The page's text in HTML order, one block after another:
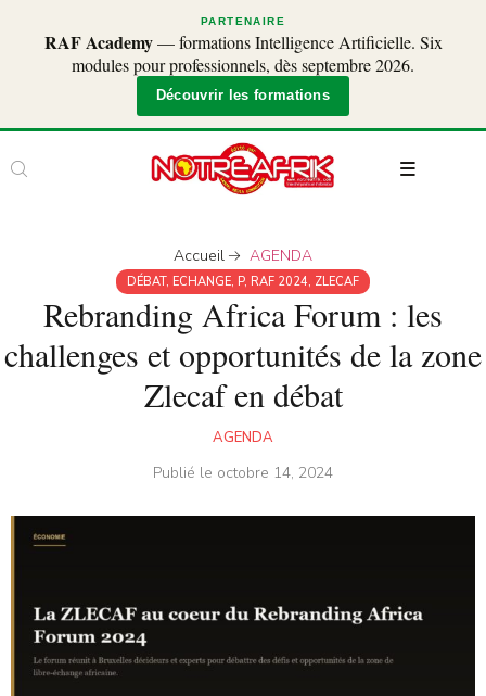
PARTENAIRE
RAF Academy— formations Intelligence Artificielle. Six
modules pour professionnels, dès septembre 2026.
Découvrir les formations
Accueil AGENDA
DÉBAT, ECHANGE, P, RAF 2024, ZLECAF
Rebranding Africa Forum : les
challenges et opportunités de la zone
Zlecaf en débat
AGENDA
Publié le octobre 14, 2024